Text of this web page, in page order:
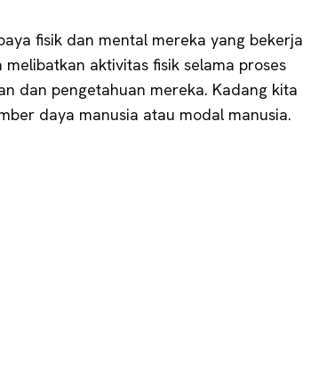
fisik dan mental mereka yang bekerja
aktivitas fisik selama proses
dan pengetahuan mereka. Kadang kita
daya manusia atau modal manusia.